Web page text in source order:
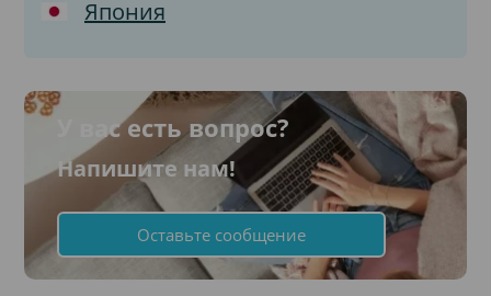
Япония
У вас есть вопрос?
Напишите нам!
Оставьте сообщение